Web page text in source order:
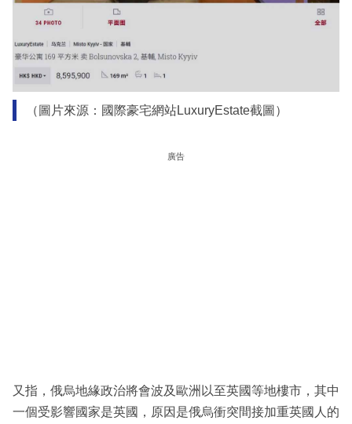
（圖片來源：國際豪宅網站LuxuryEstate截圖）
廣告
又指，俄烏地緣政治將會波及歐洲以至英國等地樓市，其中
一個受影響國家是英國，原因是俄烏衝突間接加重英國人的